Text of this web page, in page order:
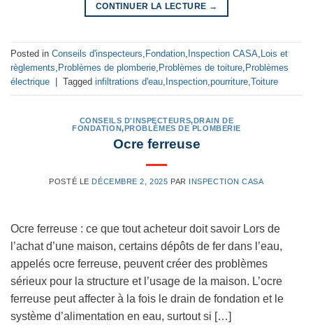
CONTINUER LA LECTURE →
Posted in Conseils d'inspecteurs Fondation Inspection CASA
Lois et
règlements Problèmes de plomberie Problèmes de toiture Problèmes
électrique
Tagged infiltrations d'eau Inspection pourriture Toiture
CONSEILS D'INSPECTEURS,DRAIN DE
FONDATION,PROBLÈMES DE PLOMBERIE
Ocre ferreuse
POSTÉ LE DÉCEMBRE 2, 2025 PAR INSPECTION CASA
Ocre ferreuse : ce que tout acheteur doit savoir Lors de
l’achat d’une maison, certains dépôts de fer dans l’eau,
appelés ocre ferreuse, peuvent créer des problèmes
sérieux pour la structure et l’usage de la maison. L’ocre
ferreuse peut affecter à la fois le drain de fondation et le
système d’alimentation en eau, surtout si […]